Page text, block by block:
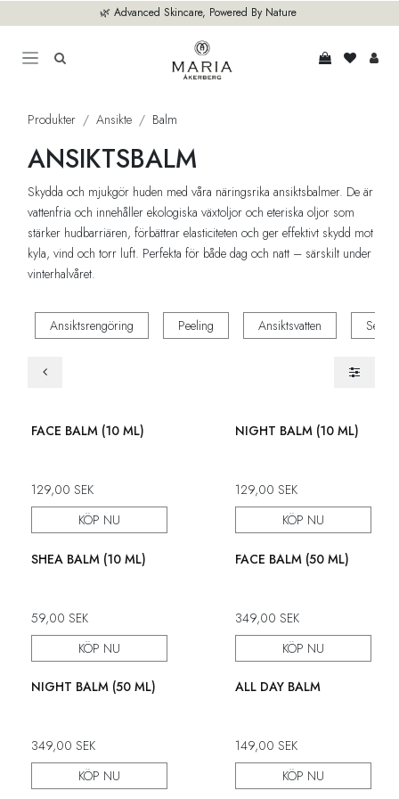
🌿 Advanced Skincare, Powered By Nature
Produkter Ansikte Balm
ANSIKTSBALM
Skydda och mjukgör huden med våra näringsrika ansiktsbalmer. De är
vattenfria och innehåller ekologiska växtoljor och eteriska oljor som
stärker hudbarriären, förbättrar elasticiteten och ger effektivt skydd mot
kyla, vind och torr luft. Perfekta för både dag och natt – särskilt under
vinterhalvåret.
Ansiktsrengöring Peeling Ansiktsvatten Serum
FACE BALM (10 ML)
129,00 SEK
KÖP NU
NIGHT BALM (10 ML)
129,00 SEK
KÖP NU
SHEA BALM (10 ML)
59,00 SEK
KÖP NU
FACE BALM (50 ML)
349,00 SEK
KÖP NU
NIGHT BALM (50 ML)
349,00 SEK
KÖP NU
ALL DAY BALM
149,00 SEK
KÖP NU